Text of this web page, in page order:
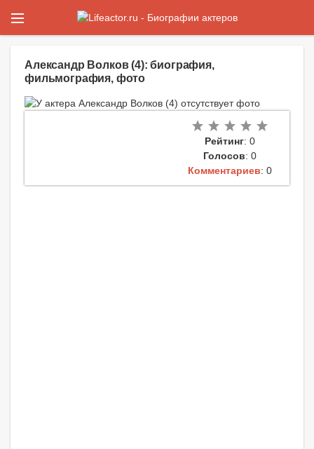
Александр Волков (4): биография,
фильмография, фото
Рейтинг: 0
Голосов: 0
Комментариев: 0